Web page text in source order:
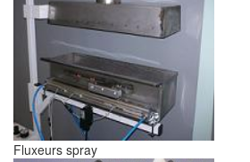
Fluxeurs spray